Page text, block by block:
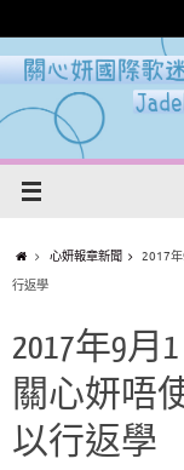
心妍報章新聞
2017年
行返學
2017年9月
關心妍唔
以行返學